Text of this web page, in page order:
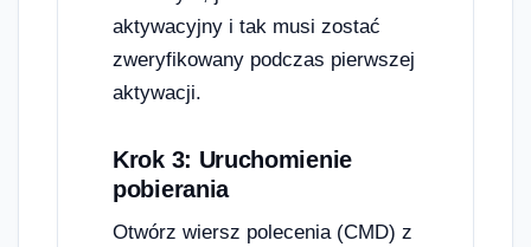
aktywacyjny i tak musi zostać
zweryfikowany podczas pierwszej
aktywacji.
Krok 3: Uruchomienie
pobierania
Otwórz wiersz polecenia (CMD) z